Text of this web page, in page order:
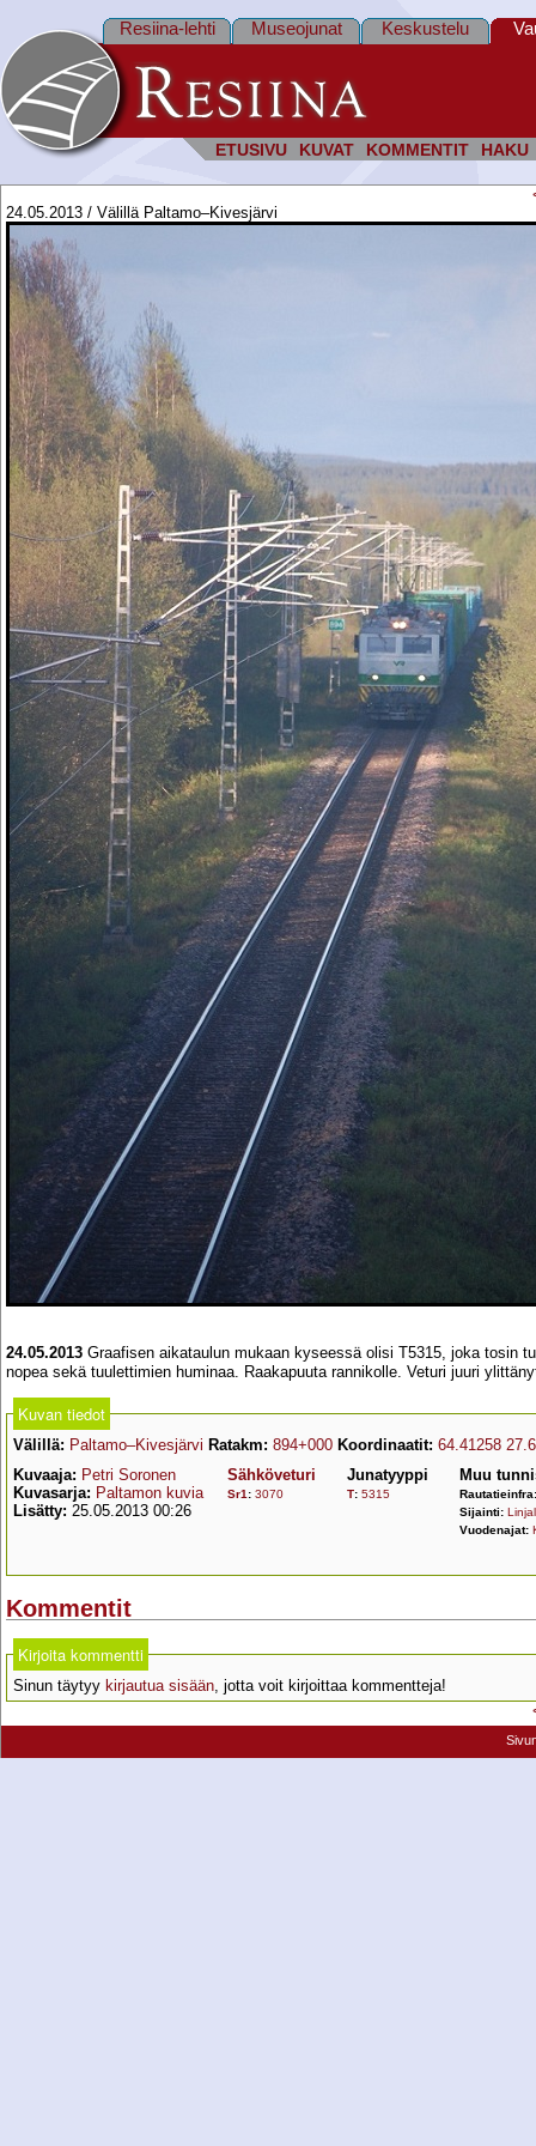
ETUSIVU KUVAT KOMMENTIT HAKU
Resiina-lehti Museojunat Keskustelu
24.05.2013 / Välillä Paltamo–Kivesjärvi
24.05.2013 Graafisen aikataulun mukaan kyseessä olisi T5315, joka tosin
nopea sekä tuulettimien huminaa. Raakapuuta rannikolle. Veturi juuri
Kuvan tiedot
Välillä: Paltamo–Kivesjärvi Ratakm: 894+000 Koordinaatit: 64.41258
Kuvaaja: Petri Soronen
Kuvasarja: Paltamon kuvia
Lisätty: 25.05.2013 00:26
Sähköveturi
Sr1 : 3070
Junatyyppi
T: 5315
Muu
Sijainti:
Vuodenajat:
Kommentit
Kirjoita kommentti
Sinun täytyy kirjautua sisään, jotta voit kirjoittaa kommentteja!